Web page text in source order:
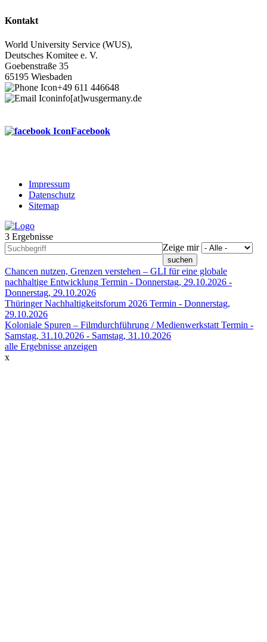
Kontakt
World University Service (WUS),
Deutsches Komitee e. V.
Goebenstraße 35
65195 Wiesbaden
+49 611 446648
info[at]wusgermany.de
Facebook
Footer
menu
Impressum
Datenschutz
Sitemap
3 Ergebnisse
Zeige mir
Chancen nutzen, Grenzen verstehen – GLI für eine globale
nachhaltige Entwicklung Termin - Donnerstag, 29.10.2026 -
Donnerstag, 29.10.2026
Thüringer Nachhaltigkeitsforum 2026 Termin - Donnerstag,
29.10.2026
Koloniale Spuren – Filmdurchführung / Medienwerkstatt Termin -
Samstag, 31.10.2026 - Samstag, 31.10.2026
alle Ergebnisse anzeigen
x